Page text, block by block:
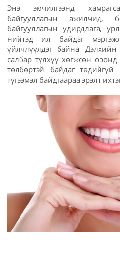
Энэ эмчилгээнд
байгууллагын ажилчид,
байгууллагын удирдлага,
нийтэд ил байдаг
үйлчлүүлдэг байна.
салбар түлхүү хөгжсөн
төлбөртэй байдаг
түгээмэл байдгаараа эрэлт